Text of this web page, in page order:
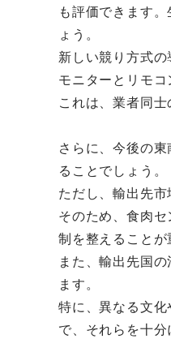
も評価できます
ょう。
新しい競り方式
モニターとリモ
これは、業者同
さらに、今後の
ることでしょう。
ただし、輸出先
そのため、食肉
制を整えることが
また、輸出先国
ます。
特に、異なる文
で、それらを十分